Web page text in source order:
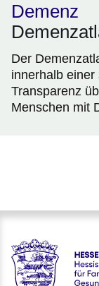
Demenz
Der
innerhalb
Transparenz
Menschen mit